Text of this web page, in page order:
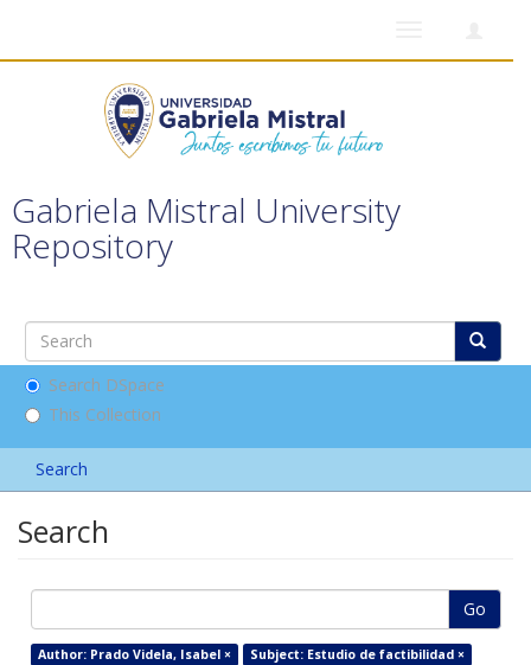
Gabriela Mistral University
Repository
Search DSpace
This Collection
Search
Search
Go
Author: Prado Videla, Isabel ×
Subject: Estudio de factibilidad ×